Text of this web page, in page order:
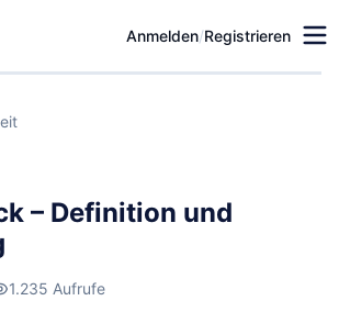
Anmelden/Registrieren
– Definition und
1.235 Aufrufe